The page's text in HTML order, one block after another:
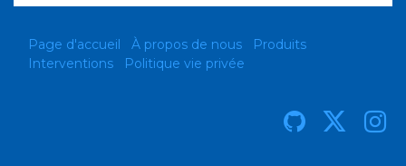
Page d'accueil À propos de nous
Produits
Interventions
Politique vie privée